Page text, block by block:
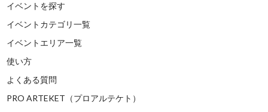
イベントを探す
イベントカテゴリ一覧
イベントエリア一覧
使い方
よくある質問
PRO ARTEKET（プロアルテケト）